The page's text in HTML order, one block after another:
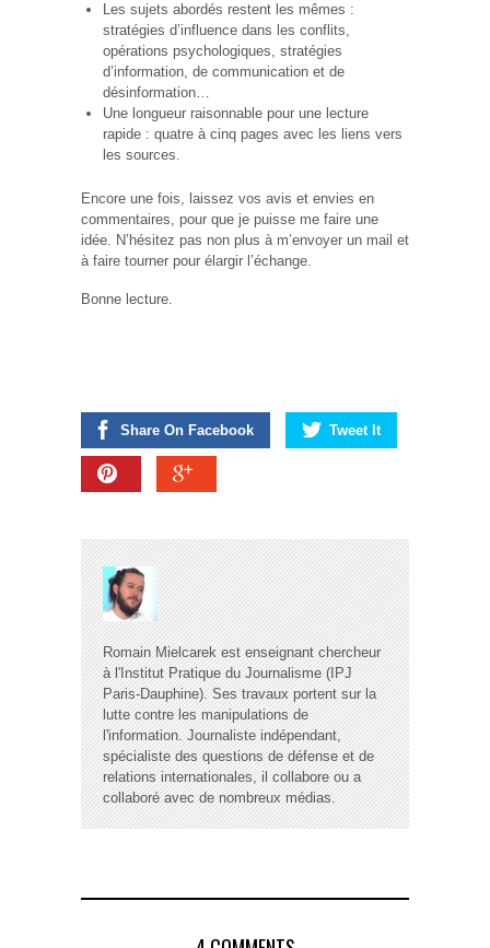
Les sujets abordés restent les mêmes :
stratégies d’influence dans les conflits,
opérations psychologiques, stratégies
d’information, de communication et de
désinformation…
Une longueur raisonnable pour une lecture
rapide : quatre à cinq pages avec les liens vers
les sources.
Encore une fois, laissez vos avis et envies en
commentaires, pour que je puisse me faire une
idée. N’hésitez pas non plus à m’envoyer un mail et
à faire tourner pour élargir l’échange.
Bonne lecture.
Share On Facebook Tweet It
Romain Mielcarek est enseignant chercheur
à l'Institut Pratique du Journalisme (IPJ
Paris-Dauphine). Ses travaux portent sur la
lutte contre les manipulations de
l'information. Journaliste indépendant,
spécialiste des questions de défense et de
relations internationales, il collabore ou a
collaboré avec de nombreux médias.